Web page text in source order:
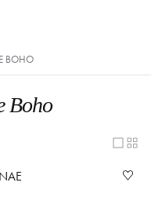
BOHO
Boho